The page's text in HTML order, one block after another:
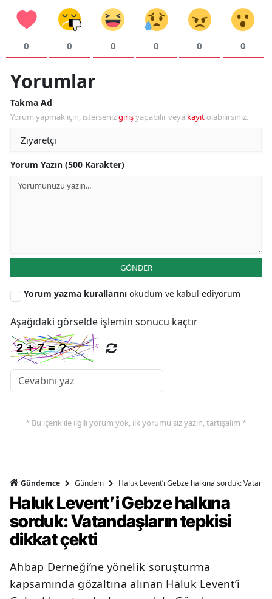
0 0 0 0 0 0
Yorumlar
Takma Ad
Yorum yapmak için, istersenizgirişyapabilir veya kayıt olabilirsiniz.
Yorum Yazın (500 Karakter)
GÖNDER
Yorum yazma kurallarını okudum ve kabul ediyorum
Aşağıdaki görselde işlemin sonucu kaçtır
* Bu içerik ile ilgili yorum yok, ilk yorumu siz yazın, tartışalım *
Gündemce Gündem Haluk Levent’i Gebze halkına sorduk:
Haluk Levent’i Gebze halkına
sorduk: Vatandaşların tepkisi
dikkat çekti
Ahbap Derneği’ne yönelik soruşturma
kapsamında gözaltına alınan Haluk Levent’i